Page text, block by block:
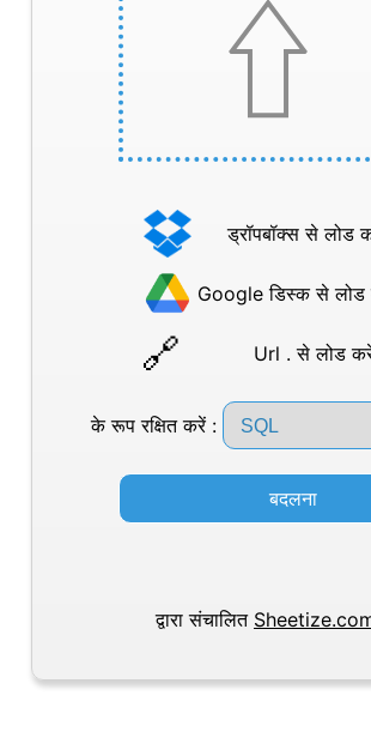
ड्रॉपबॉक्स से लोड
Google डिस्क से लोड
Url . से लोड
के रूप रक्षित करें :
बदलना
द्वारा संचालित